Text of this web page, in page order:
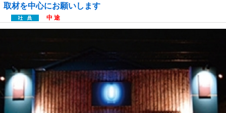
取材を中心にお願いします
中 途